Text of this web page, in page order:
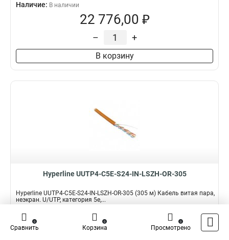
Наличие: В наличии
22 776,00 ₽
– +
В корзину
Hyperline UUTP4-C5E-S24-IN-LSZH-OR-305
Hyperline UUTP4-C5E-S24-IN-LSZH-OR-305 (305 м) Кабель витая пара,
неэкран. U/UTP, категория 5e,...
Подробнее Сравнить
Наличие:
Сравнить
0
Корзина
0
Просмотрено
0